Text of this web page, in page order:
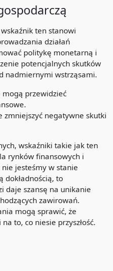
ten stanowi
działań
politykę monetarną i
potencjalnych skutków
nadmiernymi wstrząsami.
mogą przewidzieć
zmniejszyć negatywne skutki
wskaźniki takie jak ten
rynków finansowych i
jesteśmy w stanie
dokładnością, to
daje szansę na unikanie
zawirowań.
mogą sprawić, że
to, co niesie przyszłość.